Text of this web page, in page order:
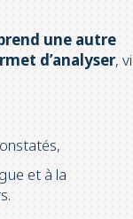
une autre
d’analyser,
et à la